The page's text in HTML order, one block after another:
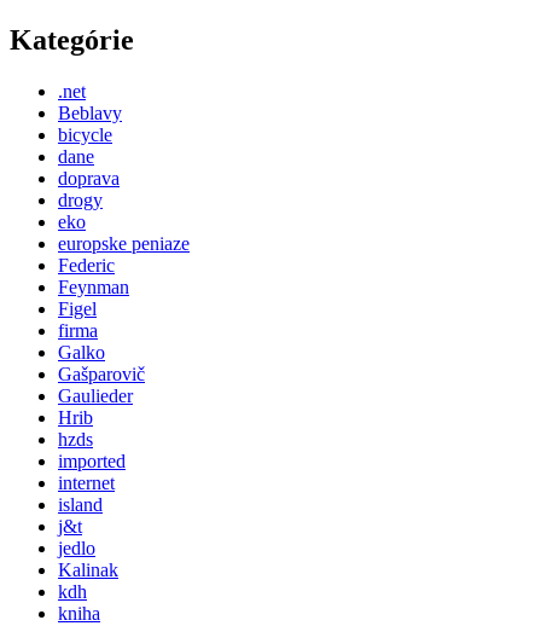
Kategórie
.net
Beblavy
bicycle
dane
doprava
drogy
eko
europske peniaze
Federic
Feynman
Figel
firma
Galko
Gašparovič
Gaulieder
Hrib
hzds
imported
internet
island
j&t
jedlo
Kalinak
kdh
kniha